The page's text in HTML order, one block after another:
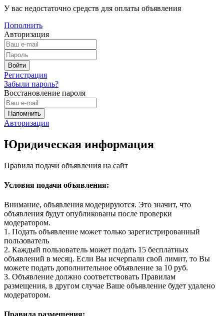
У вас недостаточно средств для оплаты объявления
Пополнить
Авторизация
Регистрация
Забыли пароль?
Восстановление пароля
Авторизация
Юридическая информация
Правила подачи объявления на сайт
Условия подачи объявления:
Внимание, объявления модерируются. Это значит, что
объявления будут опубликованы после проверки
модератором.
1. Подать объявление может только зарегистрированный
пользователь
2. Каждый пользователь может подать 15 бесплатных
объявлений в месяц. Если Вы исчерпали свой лимит, то Вы
можете подать дополнительное объявление за 10 руб.
3. Объявление должно соответствовать Правилам
размещения, в другом случае Ваше объявление будет удалено
модератором.